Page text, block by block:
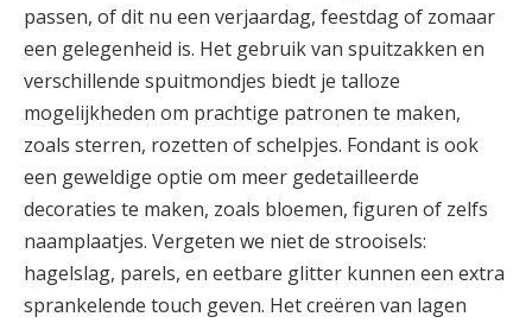
passen, of dit nu een verjaardag, feestdag of zomaar
een gelegenheid is. Het gebruik van spuitzakken en
verschillende spuitmondjes biedt je talloze
mogelijkheden om prachtige patronen te maken,
zoals sterren, rozetten of schelpjes. Fondant is ook
een geweldige optie om meer gedetailleerde
decoraties te maken, zoals bloemen, figuren of zelfs
naamplaatjes. Vergeten we niet de strooisels:
hagelslag, parels, en eetbare glitter kunnen een extra
sprankelende touch geven. Het creëren van lagen